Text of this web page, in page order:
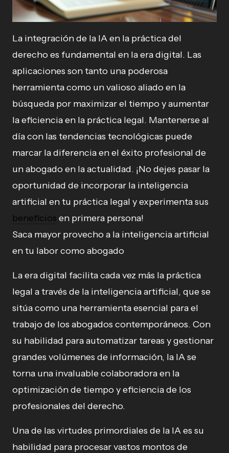
La integración de la IA en la práctica del
derecho es fundamental en la era digital. Las
aplicaciones son tanto una poderosa
herramienta como un valioso aliado en la
búsqueda por maximizar el tiempo y aumentar
la eficiencia en la práctica legal. Mantenerse al
día con las tendencias tecnológicas puede
marcar la diferencia en el éxito profesional de
un abogado en la actualidad. ¡No dejes pasar la
oportunidad de incorporar la inteligencia
artificial en tu práctica legal y experimenta sus
beneficios en primera persona!
Saca mayor provecho a la inteligencia artificial
en tu labor como abogado
La era digital facilita cada vez más la práctica
legal a través de la inteligencia artificial, que se
sitúa como una herramienta esencial para el
trabajo de los abogados contemporáneos. Con
su habilidad para automatizar tareas y gestionar
grandes volúmenes de información, la IA se
torna una invaluable colaboradora en la
optimización de tiempo y eficiencia de los
profesionales del derecho.
Una de las virtudes primordiales de la IA es su
habilidad para procesar vastos montos de